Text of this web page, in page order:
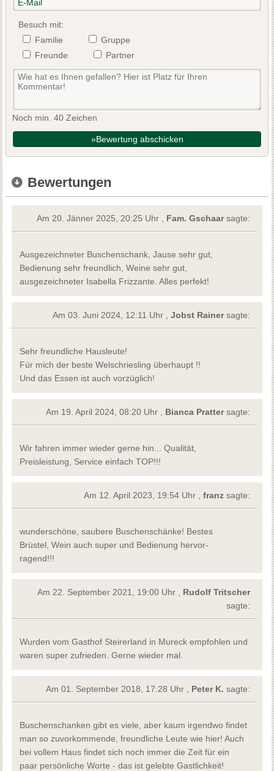
Besuch mit:
Familie
Gruppe
Freunde
Partner
Noch min. 40 Zeichen
»Bewertung abschicken
Bewertungen
Am 20. Jänner 2025, 20:25 Uhr , Fam. Gschaarsagte:
Ausgezeichneter Buschenschank, Jause sehr gut,
Bedienung sehr freundlich, Weine sehr gut,
ausgezeichneter Isabella Frizzante. Alles perfekt!
Am 03. Juni 2024, 12:11 Uhr ,Jobst Rainersagte:
Sehr freundliche Hausleute!
Für mich der beste Welschriesling überhaupt !!
Und das Essen ist auch vorzüglich!
Am 19. April 2024, 08:20 Uhr , Bianca Prattersagte:
Wir fahren immer wieder gerne hin... Qualität,
Preisleistung, Service einfach TOP!!!
Am 12. April 2023, 19:54 Uhr ,franz sagte:
wunderschöne, saubere Buschenschänke! Bestes
Brüstel, Wein auch super und Bedienung hervor-
ragend!!!
Am 22. September 2021, 19:00 Uhr , Rudolf Tritscher
sagte:
Wurden vom Gasthof Steirerland in Mureck empfohlen und
waren super zufrieden. Gerne wieder mal.
Am 01. September 2018, 17:28 Uhr , Peter K. sagte:
Buschenschanken gibt es viele, aber kaum irgendwo findet
man so zuvorkommende, freundliche Leute wie hier! Auch
bei vollem Haus findet sich noch immer die Zeit für ein
paar persönliche Worte - das ist gelebte Gastlichkeit!